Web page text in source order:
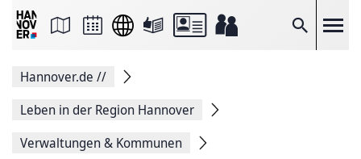
Suche
Seite
Facebook
teilen
Seitenlink
Hannover.de //
Leben in der Region Hannover
Verwaltungen & Kommunen